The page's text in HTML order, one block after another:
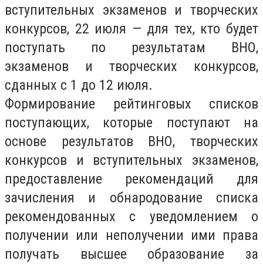
вступительных экзаменов и творческих
конкурсов, 22 июля — для тех, кто будет
поступать по результатам ВНО,
экзаменов и творческих конкурсов,
сданных с 1 до 12 июля.
Формирование рейтинговых списков
поступающих, которые поступают на
основе результатов ВНО, творческих
конкурсов и вступительных экзаменов,
предоставление рекомендаций для
зачисления и обнародование списка
рекомендованных с уведомлением о
получении или неполучении ими права
получать высшее образование за